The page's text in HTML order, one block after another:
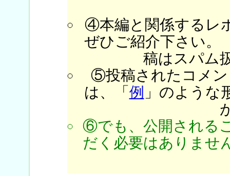
④本編と関係するレ
ぜひご紹介下さい。
稿はスパム
⑤投稿されたコメン
は、「 例 」のような
⑥でも、公開される
だく必要はありませ